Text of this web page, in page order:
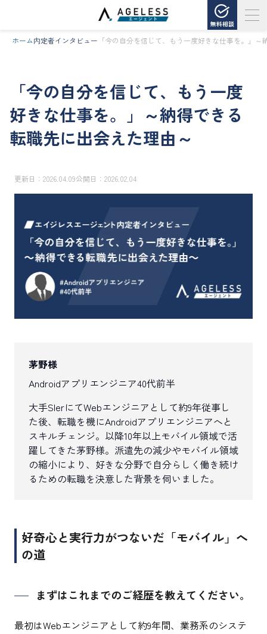
無料相談
ホーム内定者インタビュー 「今の自分を信じて、もう一度好きな仕事を。」
「今の自分を信じて、もう一度
好きな仕事を。」～納得できる
転職先に出会えた理由～
更新日： 2026.04.09公開日： 2026.02.04
茅野様
Androidアプリエンジニア40代前半
大手SIerにてWebエンジニアとして約9年従事し
た後、転職を機にAndroidアプリエンジニアへと
スキルチェンジ。以降10年以上モバイル領域で活
躍してきた茅野様。派遣先の減少やモバイル領域
の縮小により、好きな分野で自分らしく働き続け
るための転職を決意した背景を伺いました。
好奇心と実行力がつないだ「モバイル」へ
の道
まずはこれまでのご経歴を教えてください。
最初はWebエンジニアとして約9年間、業務系のシステ